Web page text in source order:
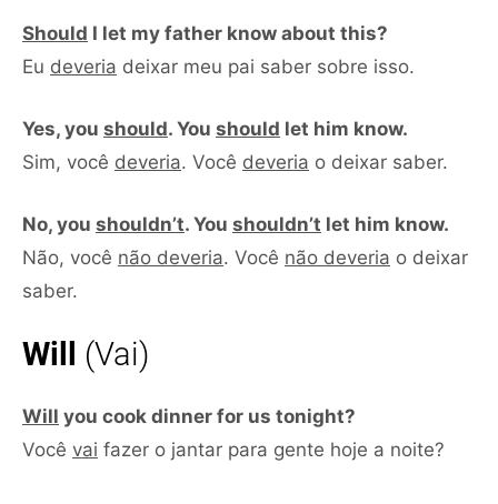
Should I let my father know about this?
Eu deveria deixar meu pai saber sobre isso.
Yes, you should. You should let him know.
Sim, você deveria. Você deveria o deixar saber.
No, you shouldn’t. You shouldn’t let him know.
Não, você não deveria. Você não deveria o deixar
saber.
Will (Vai)
Will you cook dinner for us tonight?
Você vai fazer o jantar para gente hoje a noite?